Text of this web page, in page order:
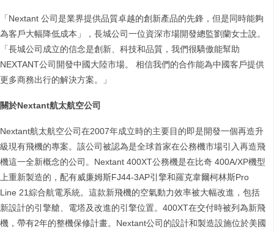
「Nextant 公司是業界提供品質卓越的創新產品的先鋒，但是同時能夠
為客戶大幅降低成本」，長城公司一位資深市場開發總監劉蘭女士說。
「長城公司成立的信念是創新、科技和品質，我們很驕傲能幫助
NEXTANT公司開發中國大陸市場。 相信我們的合作能為中國客戶提供
更多商務出行的解決方案。」
關於Nextant航太航空公司
Nextant航太航空公司在2007年成立時的主要目的即是開發一個再造升
級現有飛機的專案。該公司被認為是全球首家在公務機市場引入再造飛
機這一全新概念的公司。Nextant 400XT公務機是在比奇 400A/XP機型
上重新製造的，配有威廉姆斯FJ44-3AP引擎和羅克韋爾柯林斯Pro
Line 21綜合航電系統。這款新飛機的空氣動力效率被大幅改進，包括
新設計的引擎艙、電塔及改進的引擎位置。400XT在交付時被列為新飛
機，帶有2年的整機保修計畫。Nextant公司的設計和製造設施位於美國